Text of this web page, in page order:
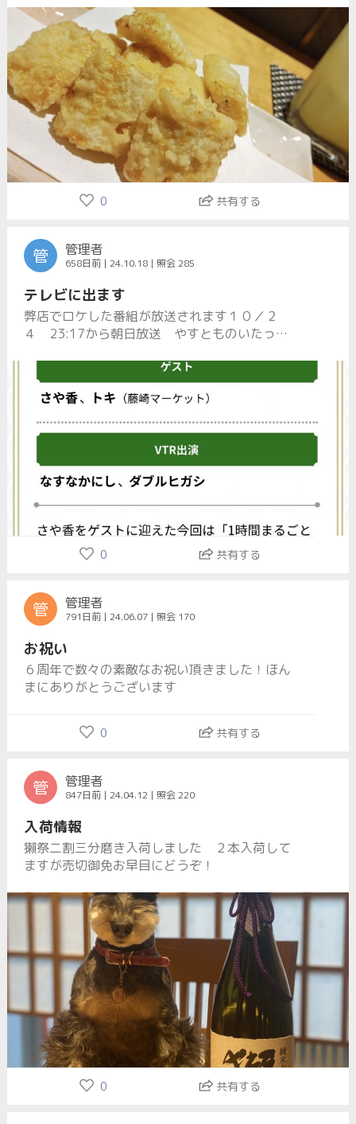
0 共有する
管 管理者
658日前 | 24.10.18 | 照会 285
テレビに出ます
弊店でロケした番組が放送されます１０／２
４ 23:17から朝日放送 やすとものいたって
0 共有する
管 管理者
791日前 | 24.06.07 | 照会 170
お祝い
６周年で数々の素敵なお祝い頂きました！ほん
まにありがとうございます
0 共有する
管 管理者
847日前 | 24.04.12 | 照会 220
入荷情報
獺祭二割三分磨き入荷しました ２本入荷して
ますが売切御免お早目にどうぞ！
0 共有する